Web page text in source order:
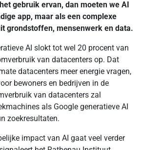
gebruik ervan, dan moeten we AI
app, maar als een complexe
grondstoffen, mensenwerk en data.
AI slokt tot wel 20 procent van
van datacenters op. Dat
datacenters meer energie vragen,
bewoners en bedrijven in de
van datacenters zal
als Google generatieve AI
zoekresultaten.
impact van AI gaat veel verder